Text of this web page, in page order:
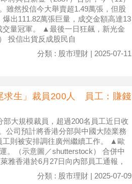
雖然投信今大舉賣超1.49萬張，但股
出111.82萬張巨量，成交金額高達13
量冠軍。 ▲最後一日狂飆，新光金
投信出貨反成股民自
分類 : 股市理財 | 2025-07-11
求生」裁員200人 員工：賺錢
大規模裁員，超過200名員工近日收
公司預計將香港分部與中國大陸業務
則被安排調往廣州繼續工作。 ▲歐
。（示意圖／shutterstock） 合併中
香港於6月27日向內部員工通報，
分類 : 股市理財 | 2025-07-09